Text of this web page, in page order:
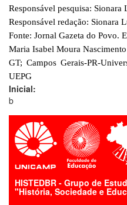
Responsável pesquisa: Sionara
Responsável redação: Sionara
Fonte: Jornal Gazeta do Povo.
Maria Isabel Moura Nascimento
GT; Campos Gerais-PR-
UEPG
Inicial:
b
HISTEDBR - Grupo de
"História, Sociedade e